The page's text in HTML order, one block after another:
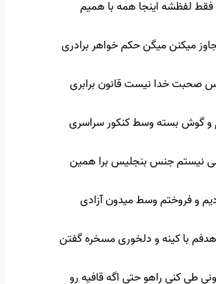
فقط لفظشه اینجا همه با همیم
میکنن میگن حکم خواهر برادری
صحبت خدا نیست قانون برابری
گوش بسته وسط کنکور سراسری
نیستم جنس بنجلیس برا همین
و فروختم وسط میدون آزادی
با کینه و دلخوری مسخره گفتن
طی کنی راهو حتی اگه قافیه رو